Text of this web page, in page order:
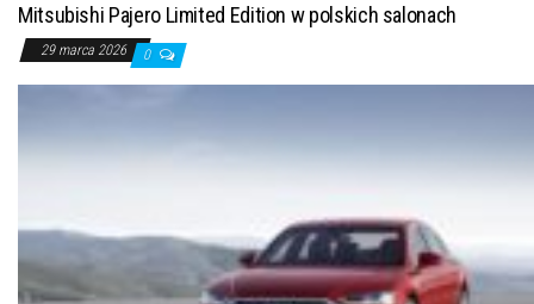
Mitsubishi Pajero Limited Edition w polskich salonach
29 marca 2026 0